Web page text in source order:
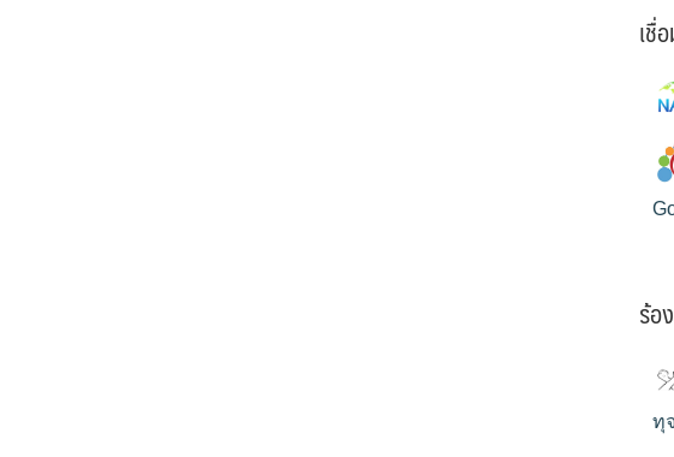
เชื่
ร้อ
ทุ